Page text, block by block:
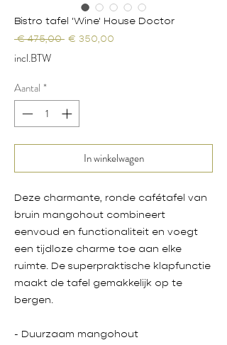
Bistro tafel 'Wine' House Doctor
€ 475,00 Normale
€ 350,00
incl.BTW
Aantal *
In winkelwagen
Deze charmante, ronde cafétafel van
bruin mangohout combineert
eenvoud en functionaliteit en voegt
een tijdloze charme toe aan elke
ruimte. De superpraktische klapfunctie
maakt de tafel gemakkelijk op te
bergen.
- Duurzaam mangohout